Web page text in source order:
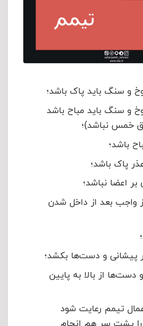
و سنگ باید پاک باشد؛
و سنگ باید مباح باشد
خمس نباشد)؛
باشد؛
پاک باشد؛
اعضا نباشد؛
واجب بعد از داخل شدن
پیشانی و دست‌ها بکشد؛
از بالا به پایین
تیمم رعایت شود